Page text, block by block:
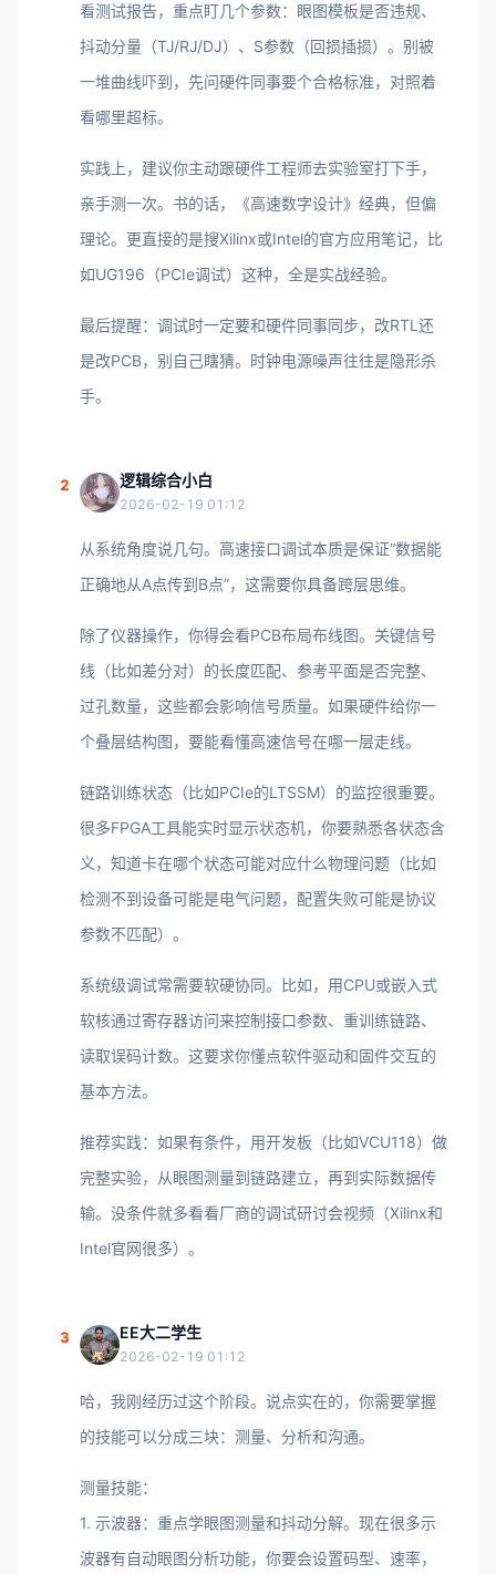
看测试报告，重点盯几个参数：眼图模板是否违规、
抖动分量（TJ/RJ/DJ）、S参数（回损插损）。别被
一堆曲线吓到，先问硬件同事要个合格标准，对照着
看哪里超标。
实践上，建议你主动跟硬件工程师去实验室打下手，
亲手测一次。书的话，《高速数字设计》经典，但偏
理论。更直接的是搜Xilinx或Intel的官方应用笔记，比
如UG196（PCIe调试）这种，全是实战经验。
最后提醒：调试时一定要和硬件同事同步，改RTL还
是改PCB，别自己瞎猜。时钟电源噪声往往是隐形杀
手。
2 逻辑综合小白
2026-02-19 01:12
从系统角度说几句。高速接口调试本质是保证“数据能
正确地从A点传到B点”，这需要你具备跨层思维。
除了仪器操作，你得会看PCB布局布线图。关键信号
线（比如差分对）的长度匹配、参考平面是否完整、
过孔数量，这些都会影响信号质量。如果硬件给你一
个叠层结构图，要能看懂高速信号在哪一层走线。
链路训练状态（比如PCIe的LTSSM）的监控很重要。
很多FPGA工具能实时显示状态机，你要熟悉各状态含
义，知道卡在哪个状态可能对应什么物理问题（比如
检测不到设备可能是电气问题，配置失败可能是协议
参数不匹配）。
系统级调试常需要软硬协同。比如，用CPU或嵌入式
软核通过寄存器访问来控制接口参数、重训练链路、
读取误码计数。这要求你懂点软件驱动和固件交互的
基本方法。
推荐实践：如果有条件，用开发板（比如VCU118）做
完整实验，从眼图测量到链路建立，再到实际数据传
输。没条件就多看看厂商的调试研讨会视频（Xilinx和
Intel官网很多）。
3 EE大二学生
2026-02-19 01:12
哈，我刚经历过这个阶段。说点实在的，你需要掌握
的技能可以分成三块：测量、分析和沟通。
测量技能：
1. 示波器：重点学眼图测量和抖动分解。现在很多示
波器有自动眼图分析功能，你要会设置码型、速率，